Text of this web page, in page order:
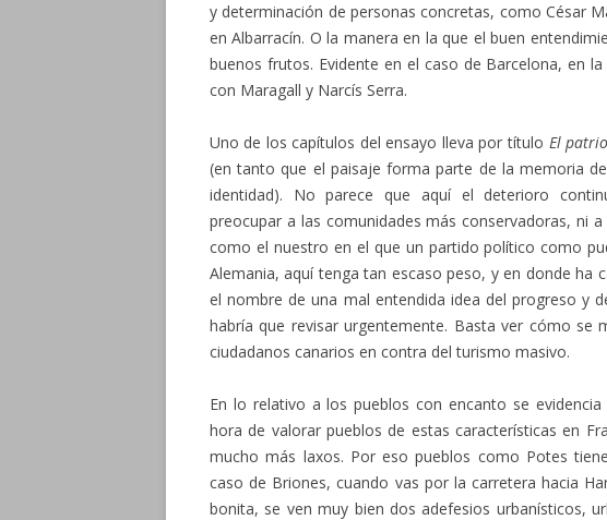
y determinación de personas concretas, como César
en Albarracín. O la manera en la que el buen
buenos frutos. Evidente en el caso de Barcelona, en
con Maragall y Narcís Serra.
Uno de los capítulos del ensayo lleva por título El
(en tanto que el paisaje forma parte de la memoria
identidad). No parece que aquí el deterioro
preocupar a las comunidades más conservadoras, ni
como el nuestro en el que un partido político como
Alemania, aquí tenga tan escaso peso, y en donde ha
el nombre de una mal entendida idea del progreso y
habría que revisar urgentemente. Basta ver cómo se
ciudadanos canarios en contra del turismo masivo.
En lo relativo a los pueblos con encanto se
hora de valorar pueblos de estas características en
mucho más laxos. Por eso pueblos como Potes
caso de Briones, cuando vas por la carretera hacia
bonita, se ven muy bien dos adefesios urbanísticos,